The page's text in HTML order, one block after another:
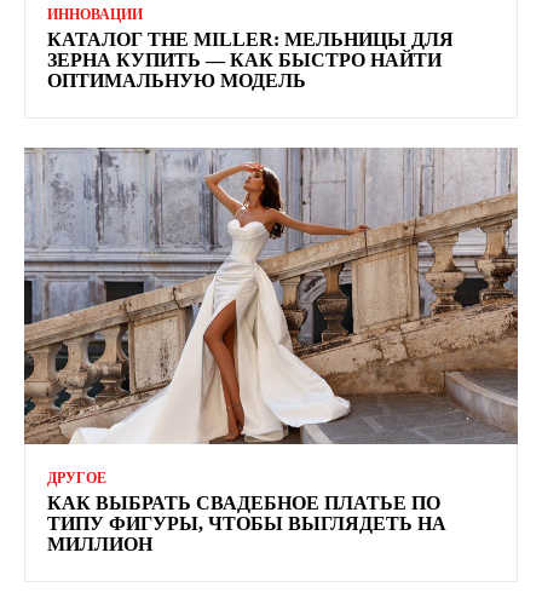
ИННОВАЦИИ
КАТАЛОГ THE MILLER: МЕЛЬНИЦЫ ДЛЯ
ЗЕРНА КУПИТЬ — КАК БЫСТРО НАЙТИ
ОПТИМАЛЬНУЮ МОДЕЛЬ
ДРУГОЕ
КАК ВЫБРАТЬ СВАДЕБНОЕ ПЛАТЬЕ ПО
ТИПУ ФИГУРЫ, ЧТОБЫ ВЫГЛЯДЕТЬ НА
МИЛЛИОН